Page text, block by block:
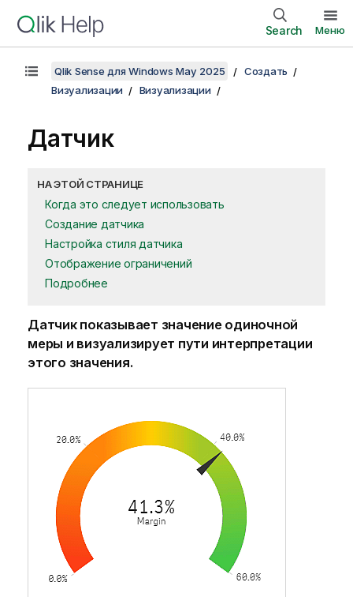
Search Меню
Qlik Sense для Windows May 2025
Создать
Визуализации
Визуализации
Датчик
НА ЭТОЙ СТРАНИЦЕ
Когда это следует использовать
Создание датчика
Настройка стиля датчика
Отображение ограничений
Подробнее
Датчик показывает значение одиночной
меры и визуализирует пути интерпретации
этого значения.